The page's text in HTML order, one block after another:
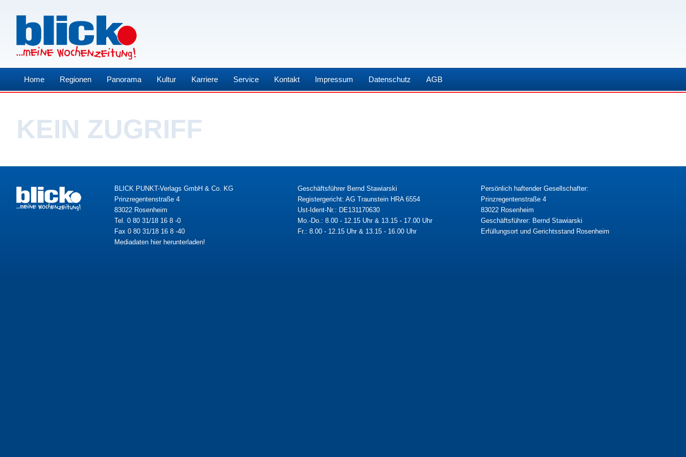
Home Regionen Panorama Kultur Karriere Service Kontakt Impressum Datenschutz AGB
KEIN ZUGRIFF
BLICK PUNKT-Verlags GmbH & Co. KG
Prinzregentenstraße 4
83022 Rosenheim
Tel. 0 80 31/18 16 8 -0
Fax 0 80 31/18 16 8 -40
Mediadaten hier herunterladen!
Geschäftsführer Bernd Stawiarski
Registergericht: AG Traunstein HRA 6554
Ust-Ident-Nr.: DE131170630
Mo.-Do.: 8.00 - 12.15 Uhr & 13.15 - 17.00 Uhr
Fr.: 8.00 - 12.15 Uhr & 13.15 - 16.00 Uhr
Persönlich haftender Gesellschafter:
Prinzregentenstraße 4
83022 Rosenheim
Geschäftsführer: Bernd Stawiarski
Erfüllungsort und Gerichtsstand Rosenheim